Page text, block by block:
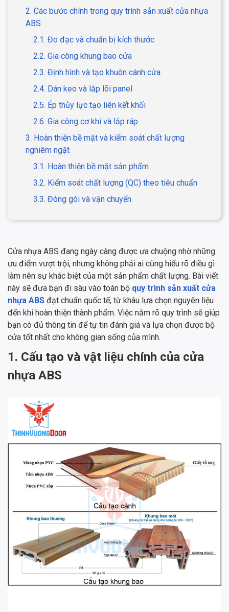
2. Các bước chính trong quy trình sản xuất cửa nhựa
ABS
2.1. Đo đạc và chuẩn bị kích thước
2.2. Gia công khung bao cửa
2.3. Định hình và tạo khuôn cánh cửa
2.4. Dán keo và lắp lõi panel
2.5. Ép thủy lực tạo liên kết khối
2.6. Gia công cơ khí và lắp ráp
3. Hoàn thiện bề mặt và kiểm soát chất lượng
nghiêm ngặt
3.1. Hoàn thiện bề mặt sản phẩm
3.2. Kiểm soát chất lượng (QC) theo tiêu chuẩn
3.3. Đóng gói và vận chuyển
Cửa nhựa ABS đang ngày càng được ưa chuộng nhờ những
ưu điểm vượt trội, nhưng không phải ai cũng hiểu rõ điều gì
làm nên sự khác biệt của một sản phẩm chất lượng. Bài viết
này sẽ đưa bạn đi sâu vào toàn bộ quy trình sản xuất cửa
nhựa ABS đạt chuẩn quốc tế, từ khâu lựa chọn nguyên liệu
đến khi hoàn thiện thành phẩm. Việc nắm rõ quy trình sẽ giúp
bạn có đủ thông tin để tự tin đánh giá và lựa chọn được bộ
cửa tốt nhất cho không gian sống của mình.
1. Cấu tạo và vật liệu chính của cửa
nhựa ABS